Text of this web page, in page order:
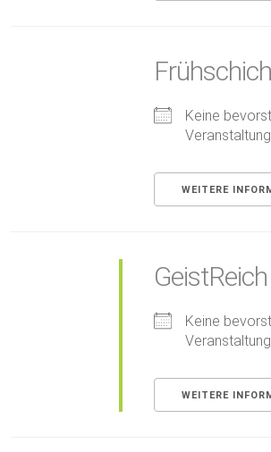
Keine
WEITERE
GeistReich
Keine
WEITERE